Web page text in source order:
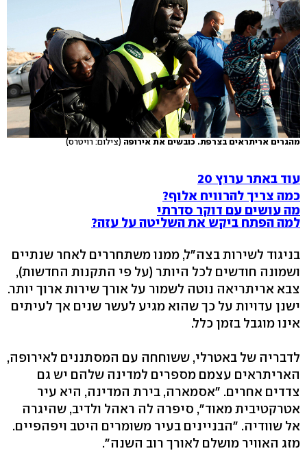
מהגרים אריתראים בצרפת. כובשים את אירופה (צילום: רויטרס)
עוד באתר ערוץ 20
כמה צריך להרוויח אלוף?
מה עושים עם דוקר סדרתי
למה הפתח ביקש את השליטה על עזה?
בניגוד לשירות בצה"ל, ממנו משתחררים לאחר שנתיים
ושמונה חודשים לכל היותר (על פי התקנות החדשות),
צבא אריתריאה נוטה לשמור על אורך שירות ארוך יותר.
ישנן עדויות על כך שהוא מגיע לעשר שנים אך לעיתים
אינו מוגבל בזמן כלל.
לדבריה של באטרלי, ששוחחה עם המסתננים לאירופה,
האריתראים עצמם מספרים למדינה שלהם יש גם
צדדים אחרים. "אסמארה, בירת המדינה, היא עיר
אטרקטיבית מאוד", סיפרה לה ראהל ולדיב, שהיגרה
אל שוודיה. "הבניינים בעיר משומרים היטב ויפהפיים.
מזג האוויר מושלם לאורך רוב השנה".